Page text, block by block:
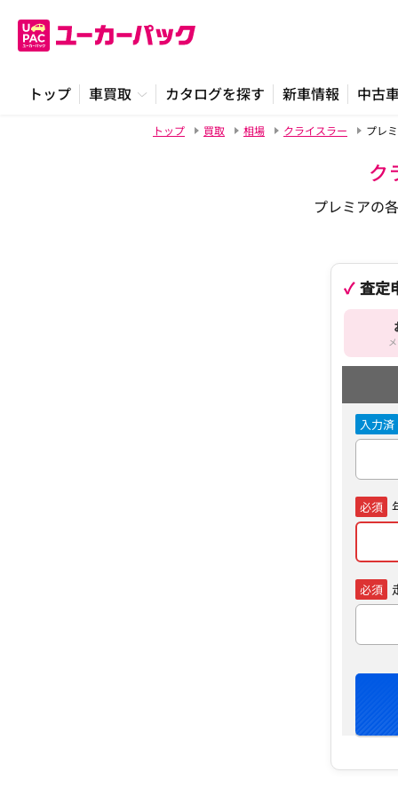
トップ 車買取 カタログを探す 新車情報 中古
トップ 買取 相場 クライスラー プレ
ク
プレミアの
査定
入力済
必須
必須